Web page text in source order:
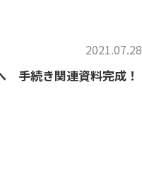
2021.07.28
手続き関連資料完成！